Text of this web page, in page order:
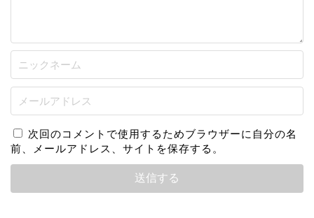
次回のコメントで使用するためブラウザーに自分の名
前、メールアドレス、サイトを保存する。